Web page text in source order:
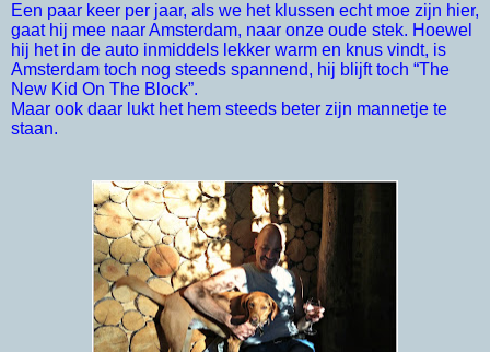
Een paar keer per jaar, als we het klussen echt moe zijn hier,
gaat hij mee naar Amsterdam, naar onze oude stek. Hoewel
hij het in de auto inmiddels lekker warm en knus vindt, is
Amsterdam toch nog steeds spannend, hij blijft toch “The
New Kid On The Block”.
Maar ook daar lukt het hem steeds beter zijn mannetje te
staan.